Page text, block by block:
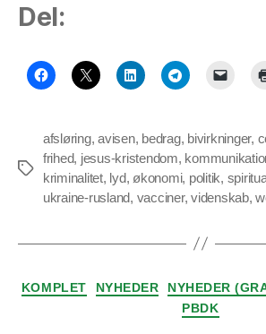
Del:
Tags
afsløring,avisen, bedrag, bivirkninger,
frihed, jesus-kristendom,
kriminalitet, lyd, økonomi, politik,
ukraine-rusland, vacciner,videnskab,
KOMPLET NYHEDER NYHEDER
PBDK